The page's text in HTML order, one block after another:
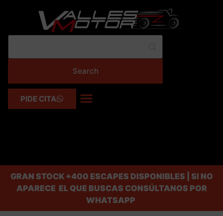
PIDE CITA
GRAN STOCK+400 ESCAPES DISPONIBLES | SI NO
APARECE EL QUE BUSCAS CONSÚLTANOS POR
WHATSAPP